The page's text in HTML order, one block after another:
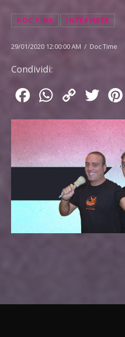
DOC TIME INTERVISTE
29/01/2020 12:00:00 AM / Doc Time
Condividi:
FacebookWhatsApp
Copy
Twitter